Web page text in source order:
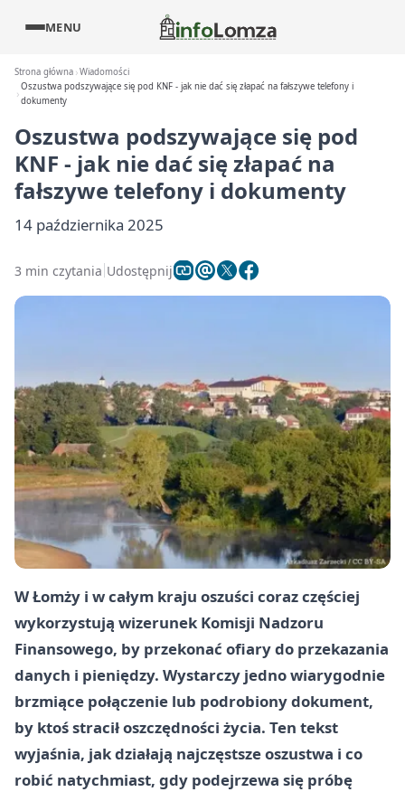
MENU
Strona główna Wiadomości
Oszustwa podszywające się pod KNF - jak nie dać się złapać na fałszywe telefony i
dokumenty
Oszustwa podszywające się pod
KNF - jak nie dać się złapać na
fałszywe telefony i dokumenty
14 października 2025
3 min czytania Udostępnij
W Łomży i w całym kraju oszuści coraz częściej
wykorzystują wizerunek Komisji Nadzoru
Finansowego, by przekonać ofiary do przekazania
danych i pieniędzy. Wystarczy jedno wiarygodnie
brzmiące połączenie lub podrobiony dokument,
by ktoś stracił oszczędności życia. Ten tekst
wyjaśnia, jak działają najczęstsze oszustwa i co
robić natychmiast, gdy podejrzewa się próbę